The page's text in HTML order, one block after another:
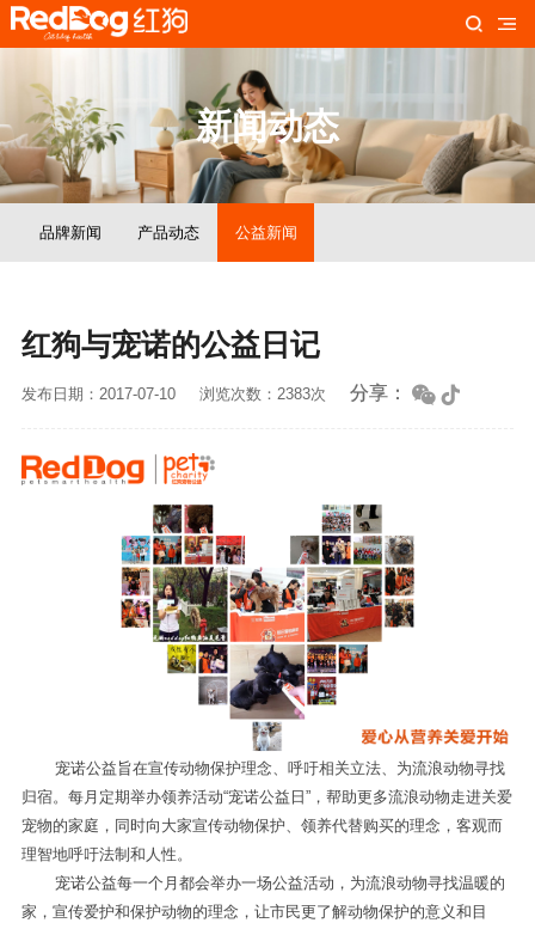
新闻动态
品牌新闻 产品动态 公益新闻
红狗与宠诺的公益日记
发布日期：2017-07-10 浏览次数：2383次 分享：
宠诺公益旨在宣传动物保护理念、呼吁相关立法、为流浪动物寻找
归宿。每月定期举办领养活动“宠诺公益日”，帮助更多流浪动物走进关爱
宠物的家庭，同时向大家宣传动物保护、领养代替购买的理念，客观而
理智地呼吁法制和人性。
宠诺公益每一个月都会举办一场公益活动，为流浪动物寻找温暖的
家，宣传爱护和保护动物的理念，让市民更了解动物保护的意义和目